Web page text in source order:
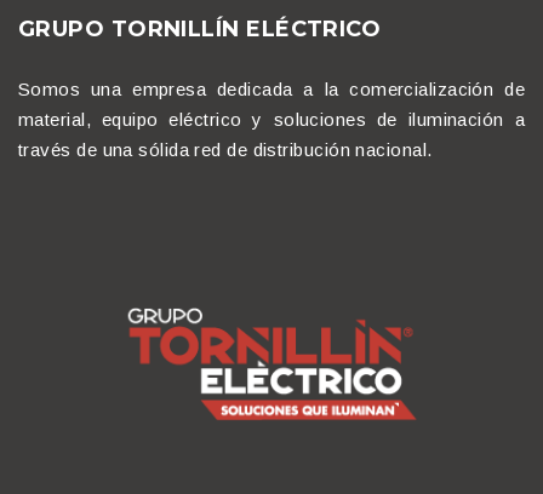
GRUPO TORNILLÍN ELÉCTRICO
Somos una empresa dedicada a la comercialización de
material, equipo eléctrico y soluciones de iluminación a
través de una sólida red de distribución nacional.